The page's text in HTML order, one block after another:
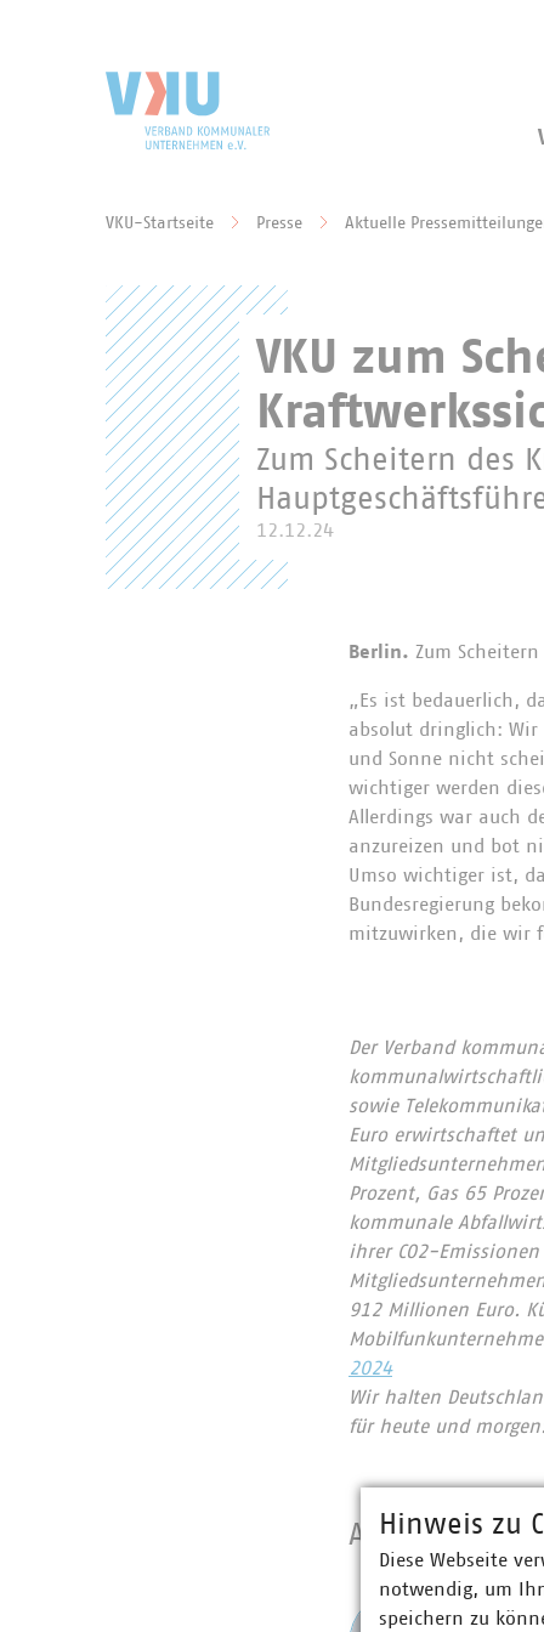
VKU-Startseite Presse Aktuelle
VKU zum
Zum Scheitern des
12.12.24
Berlin. Zum
„Es ist bedauerlich,
absolut dringlich: Wir
und Sonne nicht
wichtiger werden
Allerdings war auch
anzureizen und bot
Umso wichtiger ist,
Bundesregierung
mitzuwirken, die wir
Der Verband
sowie
Euro erwirtschaftet
Prozent, Gas 65
kommunale
ihrer CO2-
912 Millionen Euro.
2024
Wir halten
für heute und
Hinweis zu
Diese Webseite
notwendig, um
speichern zu